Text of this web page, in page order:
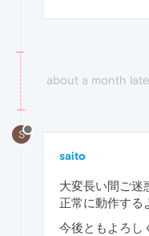
about a month
S
saito
大変長い間ご迷
正常に動作する
今後ともよろし